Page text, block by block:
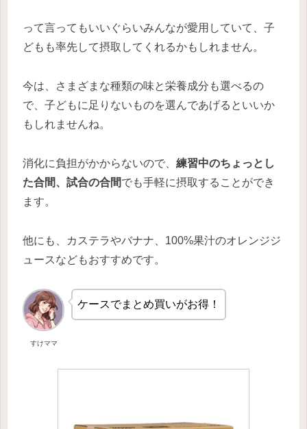
って言ってもいいぐらいみんなが愛用していて、子
どもも率先して摂取してくれるかもしれません。
今は、さまざまな種類の味と栄養成分も選べるの
で、子どもに足りないものを選んであげるといいか
もしれませんね。
消化に負担がかからないので、 練習中のちょっとし
た合間、試合の合間でも手軽に摂取することができ
ます。
他にも、カステラやバナナ、100%果汁のオレンジジ
ュースなどもおすすめです。
すけママ
ケースでまとめ買いがお得！